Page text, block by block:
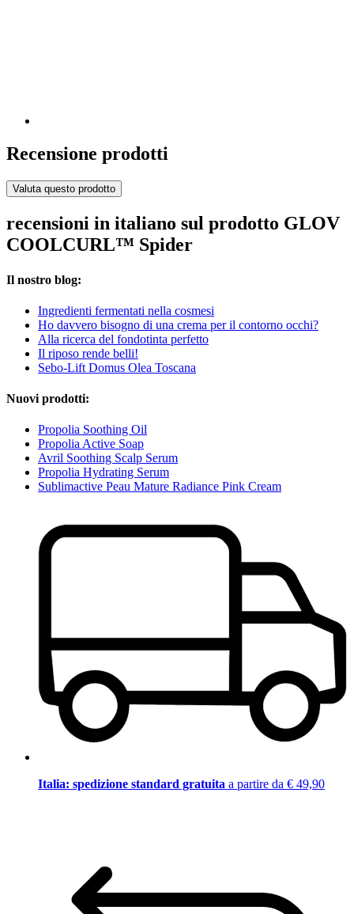
Recensione prodotti
Valuta questo prodotto
recensioni in italiano sul prodotto GLOV
COOLCURL™ Spider
Il nostro blog:
Ingredienti fermentati nella cosmesi
Ho davvero bisogno di una crema per il contorno occhi?
Alla ricerca del fondotinta perfetto
Il riposo rende belli!
Sebo-Lift Domus Olea Toscana
Nuovi prodotti:
Propolia Soothing Oil
Propolia Active Soap
Avril Soothing Scalp Serum
Propolia Hydrating Serum
Sublimactive Peau Mature Radiance Pink Cream
Italia: spedizione standard gratuita a partire da € 49,90